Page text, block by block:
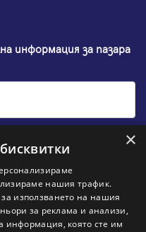
информация за пазара
×
нашия трафик.
използването на нашия
за реклама и анализи,
информация, която сте им